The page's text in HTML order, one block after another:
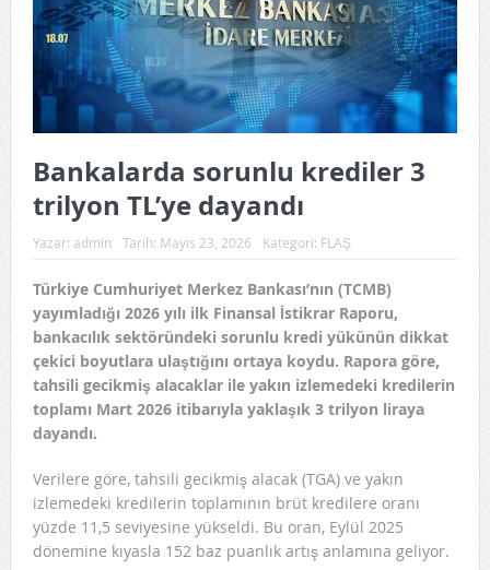
Bankalarda sorunlu krediler 3
trilyon TL’ye dayandı
Yazar: admin Tarih: Mayıs 23, 2026 Kategori: FLAŞ
Türkiye Cumhuriyet Merkez Bankası’nın (TCMB)
yayımladığı 2026 yılı ilk Finansal İstikrar Raporu,
bankacılık sektöründeki sorunlu kredi yükünün dikkat
çekici boyutlara ulaştığını ortaya koydu. Rapora göre,
tahsili gecikmiş alacaklar ile yakın izlemedeki kredilerin
toplamı Mart 2026 itibarıyla yaklaşık 3 trilyon liraya
dayandı.
Verilere göre, tahsili gecikmiş alacak (TGA) ve yakın
izlemedeki kredilerin toplamının brüt kredilere oranı
yüzde 11,5 seviyesine yükseldi. Bu oran, Eylül 2025
dönemine kıyasla 152 baz puanlık artış anlamına geliyor.